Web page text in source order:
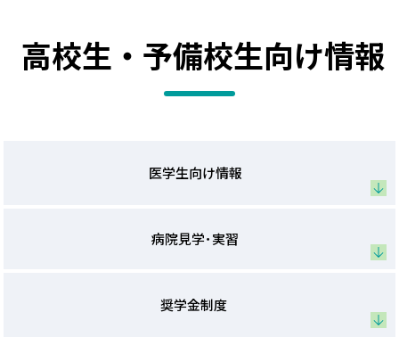
高校生・予備校生向け情報
医学生向け情報
病院見学･実習
奨学金制度